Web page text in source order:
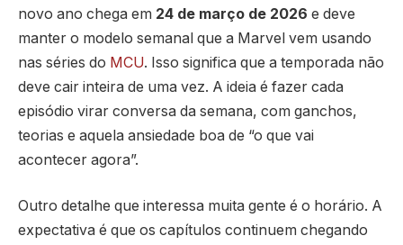
novo ano chega em 24 de março de 2026 e deve
manter o modelo semanal que a Marvel vem usando
nas séries do MCU. Isso significa que a temporada não
deve cair inteira de uma vez. A ideia é fazer cada
episódio virar conversa da semana, com ganchos,
teorias e aquela ansiedade boa de “o que vai
acontecer agora”.
Outro detalhe que interessa muita gente é o horário. A
expectativa é que os capítulos continuem chegando